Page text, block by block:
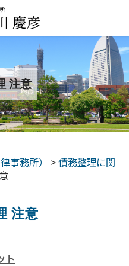
注意
事務所） >債務整理に関
注意
ト